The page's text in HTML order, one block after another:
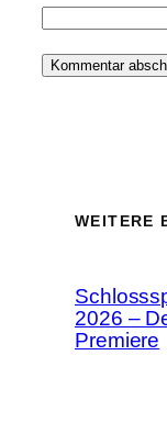
WEITERE
2026 –
Premiere